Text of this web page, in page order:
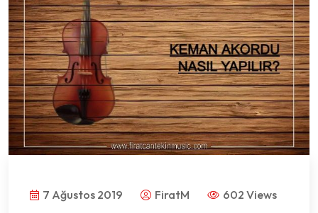
7 Ağustos 2019 FiratM 602 Views